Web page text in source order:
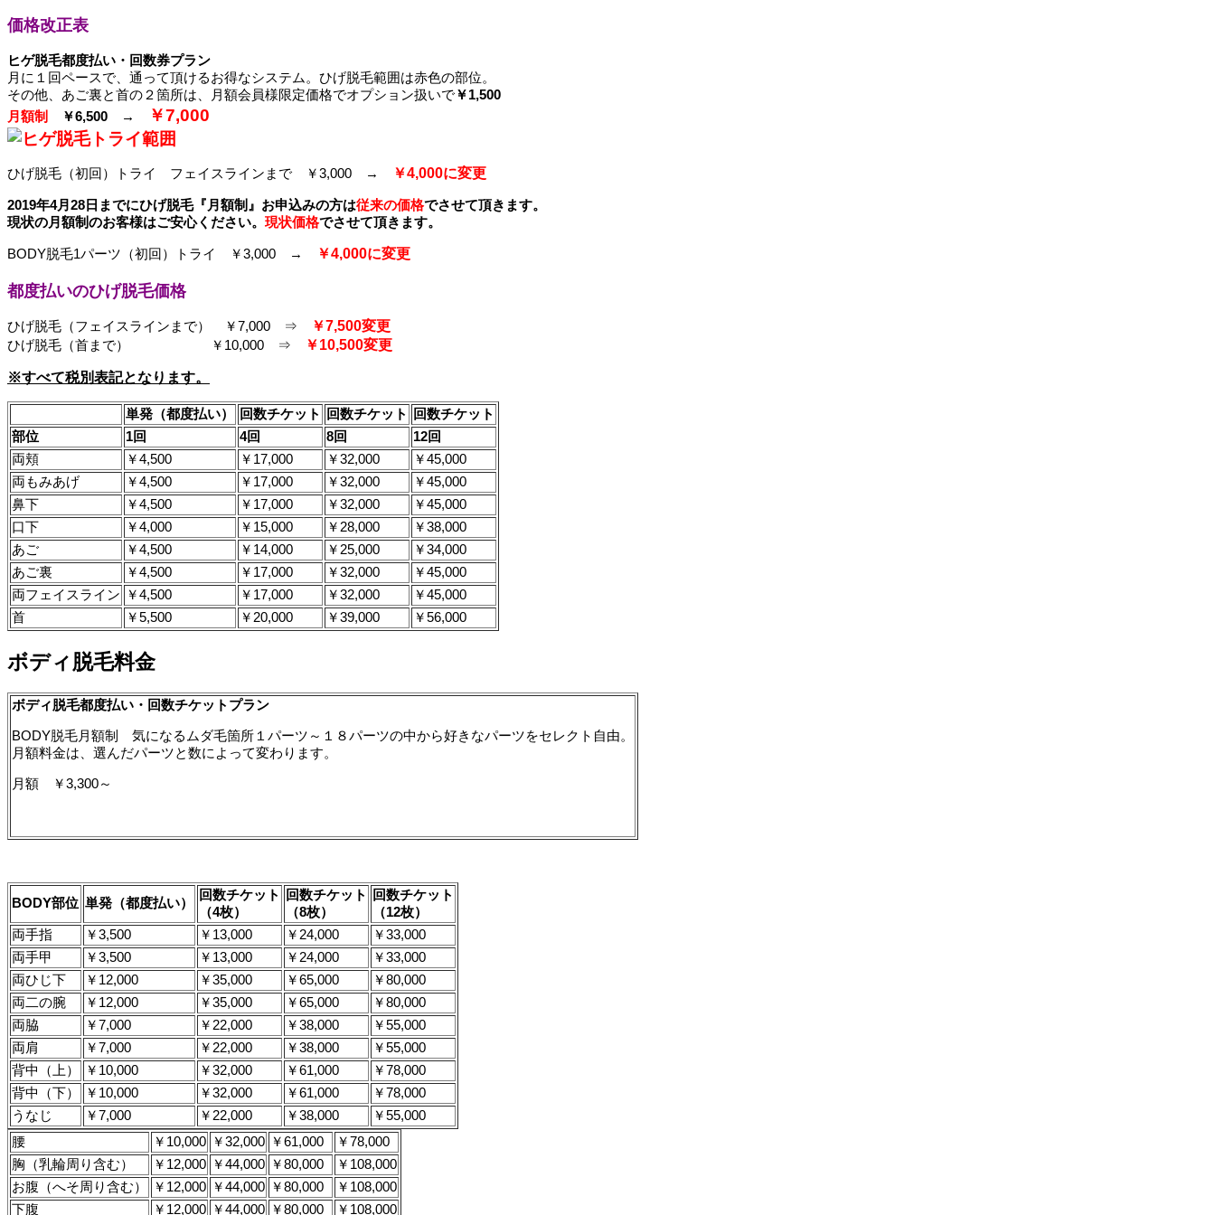
価格改正表
ヒゲ脱毛都度払い・回数券プラン
月に１回ペースで、通って頂けるお得なシステム。ひげ脱毛範囲は赤色の部位。
その他、あご裏と首の２箇所は、月額会員様限定価格でオプション扱いで￥1,500
月額制
￥6,500 → ￥7,000
ひげ脱毛（初回）トライ フェイスラインまで ￥3,000 → ￥4,000に変更
2019年4月28日までにひげ脱毛『月額制』お申込みの方は従来の価格でさせて頂きます。
現状の月額制のお客様はご安心ください。 現状価格でさせて頂きます。
BODY脱毛1パーツ（初回）トライ ￥3,000 → ￥4,000に変更
都度払いのひげ脱毛価格
ひげ脱毛（フェイスラインまで） ￥7,000 ⇒
￥7,500変更
ひげ脱毛（首まで） ￥10,000 ⇒
￥10,500変更
※すべて税別表記となります。
単発（都度払い） 回数チケット 回数チケット
回数チケット
部位
1回 4回 8回
12回
両頬
￥4,500 ￥17,000 ￥32,000
￥45,000
両もみあげ
￥4,500 ￥17,000 ￥32,000
￥45,000
鼻下
￥4,500 ￥17,000 ￥32,000
￥45,000
口下
￥4,000 ￥15,000 ￥28,000
￥38,000
あご
￥4,500 ￥14,000 ￥25,000
￥34,000
あご裏
￥4,500 ￥17,000 ￥32,000
￥45,000
両フェイスライン
￥4,500 ￥17,000 ￥32,000
￥45,000
首
￥5,500 ￥20,000 ￥39,000 ￥56,000
ボディ脱毛料金
ボディ脱毛都度払い・回数チケットプラン
BODY脱毛月額制 気になるムダ毛箇所１パーツ～１８パーツの中から好きなパーツをセレクト自由。
月額料金は、選んだパーツと数によって変わります。
月額 ￥3,300～
BODY部位 単発（都度払い）
回数チケット
（4枚）
回数チケット
（8枚）
回数チケット
（12枚）
両手指
￥3,500 ￥13,000 ￥24,000
￥33,000
両手甲
￥3,500 ￥13,000 ￥24,000
￥33,000
両ひじ下
￥12,000 ￥35,000 ￥65,000
￥80,000
両二の腕
￥12,000 ￥35,000 ￥65,000
￥80,000
両脇
￥7,000 ￥22,000 ￥38,000
￥55,000
両肩
￥7,000 ￥22,000 ￥38,000
￥55,000
背中（上）
￥10,000 ￥32,000 ￥61,000
￥78,000
背中（下）
￥10,000 ￥32,000 ￥61,000
￥78,000
うなじ
￥7,000 ￥22,000 ￥38,000
￥55,000
腰
￥10,000 ￥32,000 ￥61,000
￥78,000
胸（乳輪周り含む）
￥12,000 ￥44,000 ￥80,000
￥108,000
お腹（へそ周り含む）
￥12,000 ￥44,000 ￥80,000
￥108,000
下腹
￥12,000 ￥44,000 ￥80,000
￥108,000